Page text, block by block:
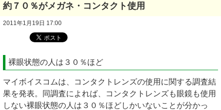
約７０％がメガネ・コンタクト使用
2011年1月19日 17:00
裸眼状態の人は３０％ほど
マイボイスコムは、コンタクトレンズの使用に関する調査結
果を発表。同調査によれば、コンタクトレンズも眼鏡も使用
しない裸眼状態の人は３０％ほどしかいないことが分かっ